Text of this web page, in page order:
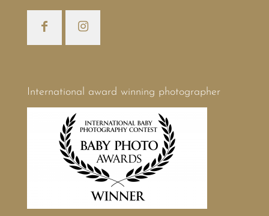
International award winning photographer